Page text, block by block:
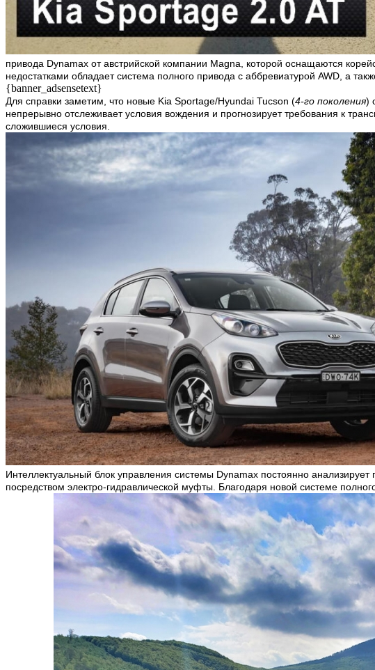
привода Dynamax от австрийской компании Magna, которой оснащаются
недостатками обладает система полного привода с аббревиатурой AWD, а
{banner_adsensetext}
Для справки заметим, что новые Kia Sportage/Hyundai Tucson (4-го поколения)
непрерывно отслеживает условия вождения и прогнозирует требования к
сложившиеся условия.
Интеллектуальный блок управления системы Dynamax постоянно анализирует
посредством электро-гидравлической муфты. Благодаря новой системе